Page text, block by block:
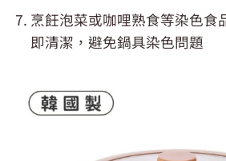
烹飪泡菜或咖哩熟食等染色食
即清潔，避免鍋具染色問題